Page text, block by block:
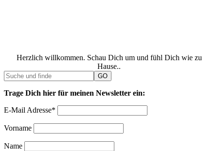
Herzlich willkommen. Schau Dich um und fühl Dich wie zu
Hause..
Trage Dich hier für meinen Newsletter ein:
E-Mail Adresse*
Vorname
Name